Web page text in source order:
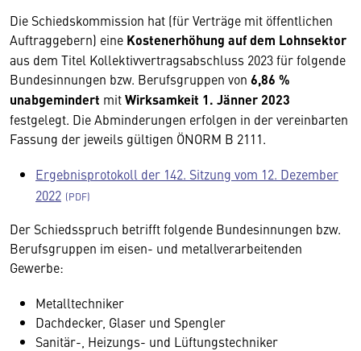
Die Schiedskommission hat (für Verträge mit öffentlichen
Auftraggebern) eine Kostenerhöhung auf dem Lohnsektor
aus dem Titel Kollektivvertragsabschluss 2023 für folgende
Bundesinnungen bzw. Berufsgruppen von 6,86 %
unabgemindert mitWirksamkeit 1. Jänner 2023
festgelegt. Die Abminderungen erfolgen in der vereinbarten
Fassung der jeweils gültigen ÖNORM B 2111.
Ergebnisprotokoll der 142. Sitzung vom 12. Dezember
2022
Der Schiedsspruch betrifft folgende Bundesinnungen bzw.
Berufsgruppen im eisen- und metallverarbeitenden
Gewerbe:
Metalltechniker
Dachdecker, Glaser und Spengler
Sanitär-, Heizungs- und Lüftungstechniker